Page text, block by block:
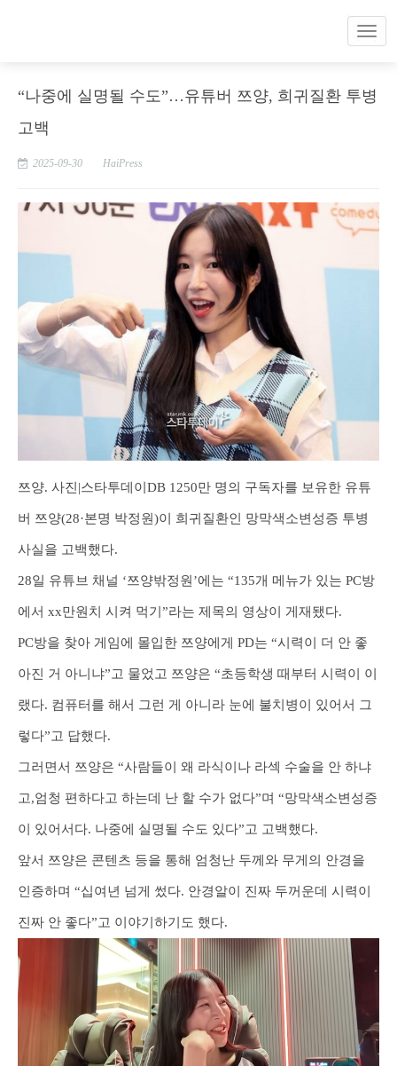
“나중에 실명될 수도”…유튜버 쯔양, 희귀질환 투병
고백
2025-09-30 HaiPress
쯔양. 사진|스타투데이DB 1250만 명의 구독자를 보유한 유튜
버 쯔양(28·본명 박정원)이 희귀질환인 망막색소변성증 투병
사실을 고백했다.
28일 유튜브 채널 ‘쯔양밖정원’에는 “135개 메뉴가 있는 PC방
에서 xx만원치 시켜 먹기”라는 제목의 영상이 게재됐다.
PC방을 찾아 게임에 몰입한 쯔양에게 PD는 “시력이 더 안 좋
아진 거 아니냐”고 물었고 쯔양은 “초등학생 때부터 시력이 이
랬다. 컴퓨터를 해서 그런 게 아니라 눈에 불치병이 있어서 그
렇다”고 답했다.
그러면서 쯔양은 “사람들이 왜 라식이나 라섹 수술을 안 하냐
고,엄청 편하다고 하는데 난 할 수가 없다”며 “망막색소변성증
이 있어서다. 나중에 실명될 수도 있다”고 고백했다.
앞서 쯔양은 콘텐츠 등을 통해 엄청난 두께와 무게의 안경을
인증하며 “십여년 넘게 썼다. 안경알이 진짜 두꺼운데 시력이
진짜 안 좋다”고 이야기하기도 했다.